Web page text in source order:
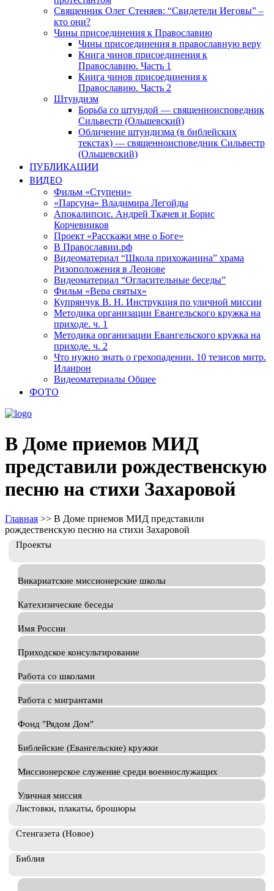
Священник Олег Стеняев: “Свидетели Иеговы” –
кто они?
Чины присоединения к Православию
Чины присоединения в православную веру
Книга чинов присоединения к
Православию. Часть 1
Книга чинов присоединения к
Православию. Часть 2
Штундизм
Борьба со штундой — священноисповедник
Сильвестр (Ольшевский)
Обличение штундизма (в библейских
текстах) — священноисповедник Сильвестр
(Ольшевский)
ПУБЛИКАЦИИ
ВИДЕО
Фильм «Ступени»
«Парсуна» Владимира Легойды
Апокалипсис. Андрей Ткачев и Борис
Корчевников
Проект «Расскажи мне о Боге»
В Православии.рф
Видеоматериал “Школа прихожанина” храма
Ризоположения в Леонове
Видеоматериал “Огласительные беседы”
Фильм «Вера святых»
Купрянчук В. Н. Инструкция по уличной миссии
Методика организации Евангельского кружка на
приходе. ч. 1
Методика организации Евангельского кружка на
приходе. ч. 2
Что нужно знать о грехопадении. 10 тезисов митр.
Илаирон
Видеоматериалы Общее
ФОТО
В Доме приемов МИД
представили рождественскую
песню на стихи Захаровой
Главная >> В Доме приемов МИД представили
рождественскую песню на стихи Захаровой
Проекты
Викариатские миссионерские школы
Катехизические беседы
Имя России
Приходское консультирование
Работа со школами
Работа с мигрантами
Фонд "Рядом Дом"
Библейские (Евангельские) кружки
Миссионерское служение среди военнослужащих
Уличная миссия
Листовки, плакаты, брошюры
Стенгазета (Новое)
Библия